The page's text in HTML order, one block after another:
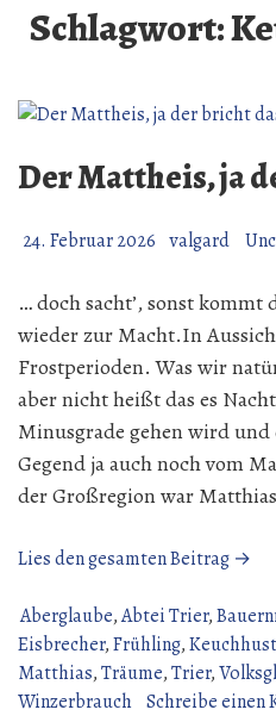
Schlagwort:
Der Mattheis, ja
24. Februar 2026 valgard
… doch sacht’, sonst
wieder zur Macht.In
Frostperioden. Was wir
aber nicht heißt das es
Minusgrade gehen wird
Gegend ja auch noch vom
der Großregion war
Lies den gesamten Beitrag →
ja
der
Aberglaube,Abtei Trier,
Eisbrecher,Frühling,
Matthias,Träume,Trier,
Winzerbrauch Schreibe einen